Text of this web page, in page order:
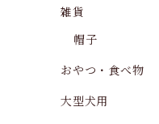
雑貨
帽子
おやつ・食べ物
大型犬用